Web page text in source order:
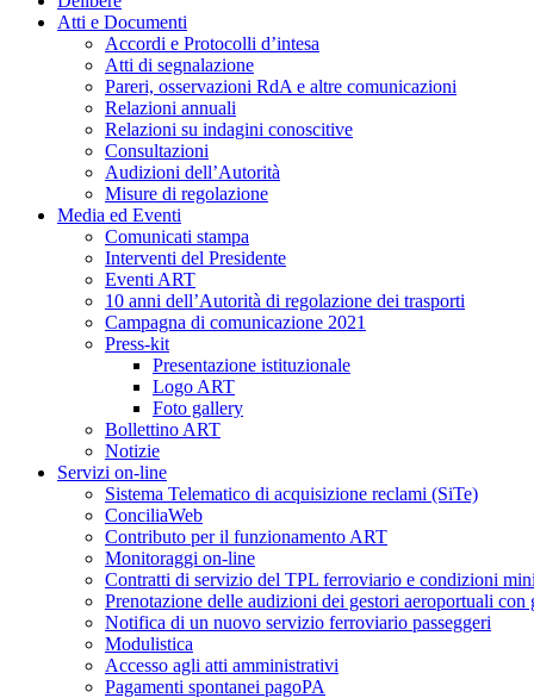
Atti e Documenti
Accordi e Protocolli d’intesa
Atti di segnalazione
Pareri, osservazioni RdA e altre comunicazioni
Relazioni annuali
Relazioni su indagini conoscitive
Consultazioni
Audizioni dell’Autorità
Misure di regolazione
Media ed Eventi
Comunicati stampa
Interventi del Presidente
Eventi ART
10 anni dell’Autorità di regolazione dei trasporti
Campagna di comunicazione 2021
Press-kit
Presentazione istituzionale
Logo ART
Foto gallery
Bollettino ART
Notizie
Servizi on-line
Sistema Telematico di acquisizione reclami (SiTe)
ConciliaWeb
Contributo per il funzionamento ART
Monitoraggi on-line
Contratti di servizio del TPL ferroviario e condizioni
Prenotazione delle audizioni dei gestori aeroportuali con
Notifica di un nuovo servizio ferroviario passeggeri
Modulistica
Accesso agli atti amministrativi
Pagamenti spontanei pagoPA